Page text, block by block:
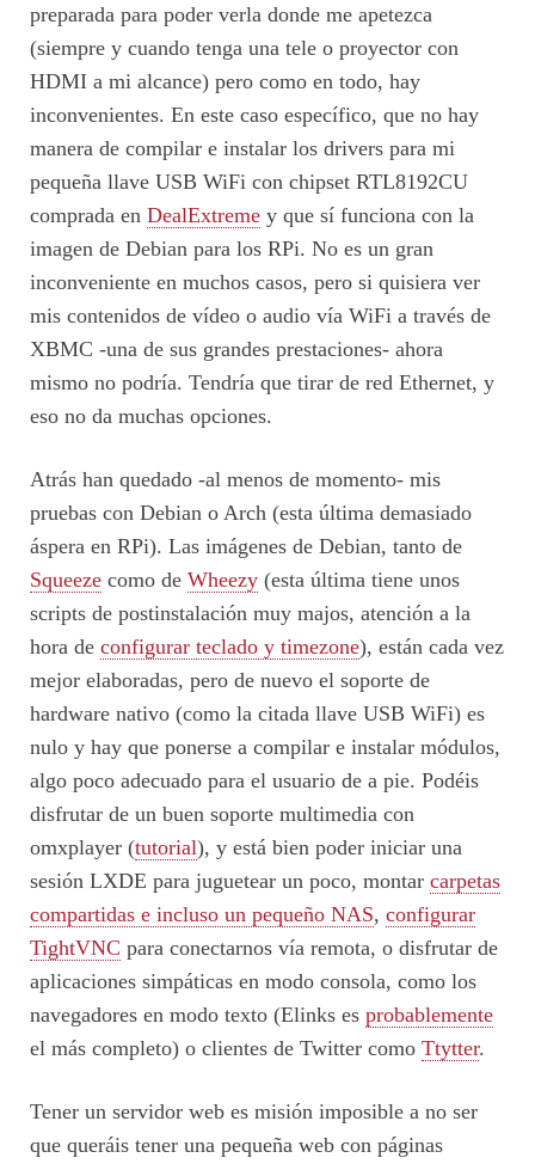
preparada para poder verla donde me apetezca
(siempre y cuando tenga una tele o proyector con
HDMI a mi alcance) pero como en todo, hay
inconvenientes. En este caso específico, que no hay
manera de compilar e instalar los drivers para mi
pequeña llave USB WiFi con chipset RTL8192CU
comprada en DealExtreme y que sí funciona con la
imagen de Debian para los RPi. No es un gran
inconveniente en muchos casos, pero si quisiera ver
mis contenidos de vídeo o audio vía WiFi a través de
XBMC -una de sus grandes prestaciones- ahora
mismo no podría. Tendría que tirar de red Ethernet, y
eso no da muchas opciones.
Atrás han quedado -al menos de momento- mis
pruebas con Debian o Arch (esta última demasiado
áspera en RPi). Las imágenes de Debian, tanto de
Squeeze como de Wheezy (esta última tiene unos
scripts de postinstalación muy majos, atención a la
hora de configurar teclado y timezone), están cada vez
mejor elaboradas, pero de nuevo el soporte de
hardware nativo (como la citada llave USB WiFi) es
nulo y hay que ponerse a compilar e instalar módulos,
algo poco adecuado para el usuario de a pie. Podéis
disfrutar de un buen soporte multimedia con
omxplayer (tutorial), y está bien poder iniciar una
sesión LXDE para juguetear un poco, montar carpetas
compartidas e incluso un pequeño NAS, configurar
TightVNC para conectarnos vía remota, o disfrutar de
aplicaciones simpáticas en modo consola, como los
navegadores en modo texto (Elinks es probablemente
el más completo) o clientes de Twitter como Ttytter.
Tener un servidor web es misión imposible a no ser
que queráis tener una pequeña web con páginas